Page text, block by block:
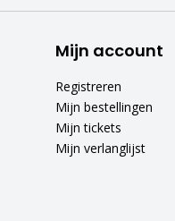
Mijn account
Registreren
Mijn bestellingen
Mijn tickets
Mijn verlanglijst